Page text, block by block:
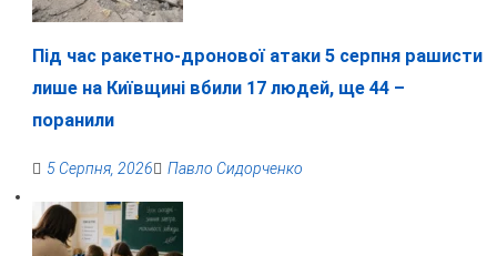
Під час ракетно-дронової атаки 5 серпня рашисти
лише на Київщині вбили 17 людей, ще 44 –
поранили
5 Серпня, 2026 Павло Сидорченко